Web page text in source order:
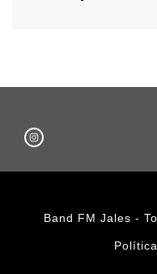
Band FM Jales -